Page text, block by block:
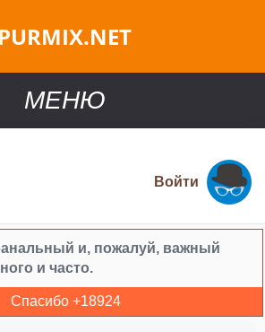
PURMIX.NET
МЕНЮ
Войти
и, пожалуй, важный
и часто.
Спасибо +18924